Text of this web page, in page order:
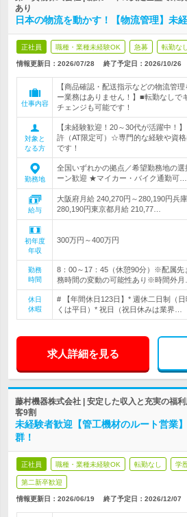
あり
日本の物流を動かす！【物流管理】未
正社員 職種・業種未経験OK 急募 転勤なし
情報更新日：2026/07/28 終了予定日： 2026/10/26
仕事内容
【商品確認・配送指示などの物流管
ー業務はありません！】■転勤なしで
チェンジも可能です！
対象と
なる方
【未経験歓迎！20～30代が活躍中！
許（AT限定可）☆専門的な経験や資
です！
勤務地
全国いずれかの拠点／希望勤務地の
ーン歓迎 ★マイカー・バイク通勤可…
給与
大阪府月給 240,270円～280,190円兵
280,190円東京都月給 210,77…
初年度
年収
300万円～400万円
勤務
時間
8：00～17：45（休憩90分）※配属先
務時間の変動の可能性あり※時間外月
休日
休暇
# 【年間休日123日】* 週休二日制（
くは平日）* 祝日（祝日休みは業界…
求人詳細を見る
藤村機器株式会社 | 安定した収入と充実の福
客9割
未経験者歓迎【管工機材のルート営業
群！
正社員 職種・業種未経験OK 転勤なし 学
第二新卒歓迎
情報更新日：2026/06/19 終了予定日： 2026/12/07